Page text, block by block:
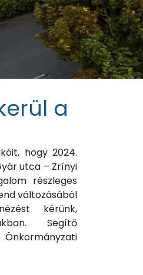
a
hogy 2024.
utca – Zrínyi
részleges
változásából
kérünk,
Segítő
Önkormányzati